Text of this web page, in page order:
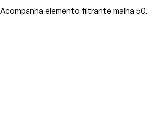
Acompanha elemento filtrante malha 50.